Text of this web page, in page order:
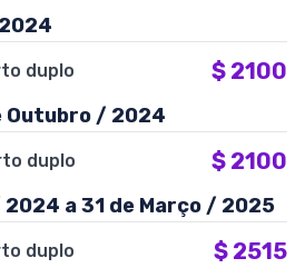
duplo $ 2100
Outubro / 2024
duplo $ 2100
2024 a 31 de Março / 2025
duplo $ 2515